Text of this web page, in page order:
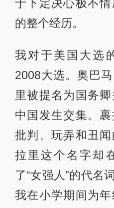
于下定决心极不
的整个经历。
我对于美国大选
2008大选。奥巴
里被提名为国务
中国发生交集。裹
批判、玩弄和丑
拉里这个名字却
了“女强人”的代名
我在小学期间为